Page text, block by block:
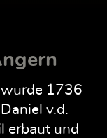
wurde 1736
v.d.
erbaut und